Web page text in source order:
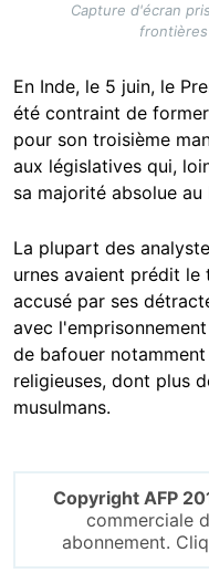
Capture d'écran
En Inde, le 5 juin, le
été contraint de
pour son troisième
aux législatives qui,
sa majorité absolue au
La plupart des
urnes avaient prédit le
accusé par ses
avec
de bafouer
religieuses, dont plus
musulmans.
Copyright AFP
commerciale
abonnement.